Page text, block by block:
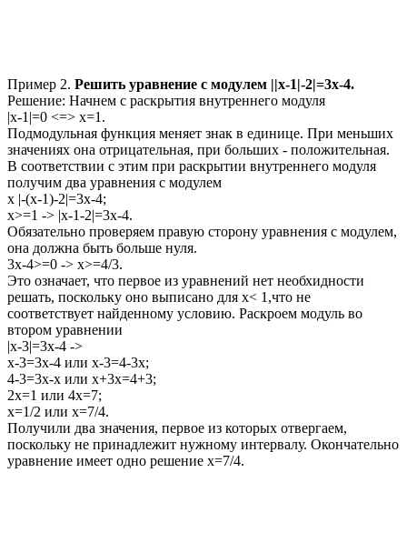
Пример 2. Решить уравнение с модулем ||x-1|-2|=3x-4.
Решение: Начнем с раскрытия внутреннего модуля
|x-1|=0 <=> x=1.
Подмодульная функция меняет знак в единице. При меньших
значениях она отрицательная, при больших - положительная.
В соответствии с этим при раскрытии внутреннего модуля
получим два уравнения с модулем
x |-(x-1)-2|=3x-4;
x>=1 -> |x-1-2|=3x-4.
Обязательно проверяем правую сторону уравнения с модулем,
она должна быть больше нуля.
3x-4>=0 -> x>=4/3.
Это означает, что первое из уравнений нет необхидноcти
решать, поcкольку оно выпиcано для x< 1,что не
соответствует найденному условию. Раскроем модуль во
втором уравнении
|x-3|=3x-4 ->
x-3=3x-4 или x-3=4-3x;
4-3=3x-x или x+3x=4+3;
2x=1 или 4x=7;
x=1/2 или x=7/4.
Получили два значения, первое из которых отвергаем,
поскольку не принадлежит нужному интервалу. Окончательно
уравнение имеет одно решение x=7/4.